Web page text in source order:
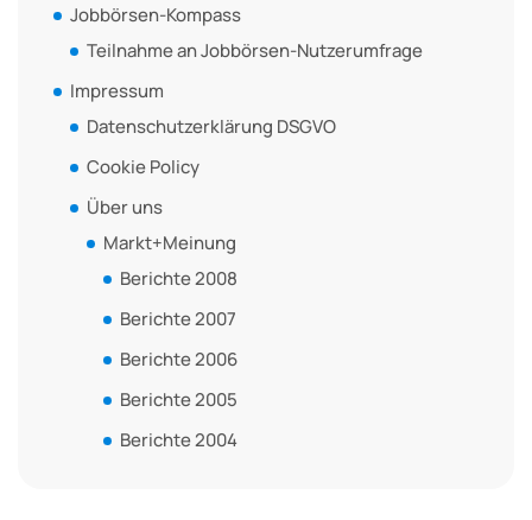
Jobbörsen-Kompass
Teilnahme an Jobbörsen-Nutzerumfrage
Impressum
Datenschutzerklärung DSGVO
Cookie Policy
Über uns
Markt+Meinung
Berichte 2008
Berichte 2007
Berichte 2006
Berichte 2005
Berichte 2004